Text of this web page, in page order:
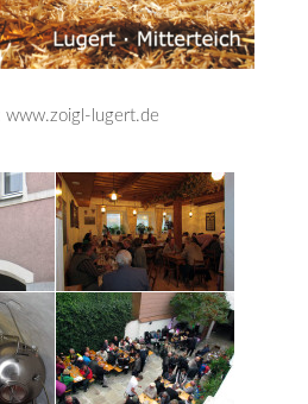
www.zoigl-lugert.de